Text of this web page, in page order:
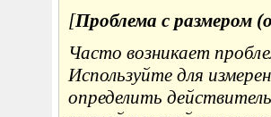
[Проблема с размером
Часто возникает
Используйте для
определить